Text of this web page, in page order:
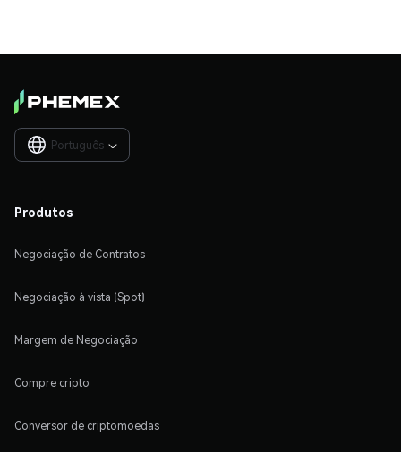
Português 
Produtos
Negociação de Contratos
Negociação à vista (Spot)
Margem de Negociação
Compre cripto
Conversor de criptomoedas